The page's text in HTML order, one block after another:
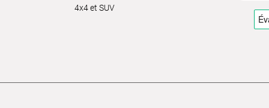
4x4 et SUV